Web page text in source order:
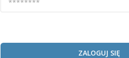
ZALOGUJ SIĘ